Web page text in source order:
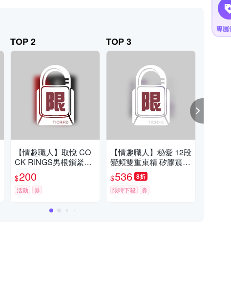
TOP 2
【情趣職人】取悅 CO
CK RINGS男根鎖緊環-
A-萌寵兔耳款
$200
活動 券
TOP 3
【情趣職人】秘愛 12段
變頻雙重束精 矽膠震動
鎖精環
$536 8折
限時下殺 券